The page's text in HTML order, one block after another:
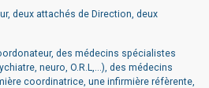
deux attachés de Direction, deux
des médecins spécialistes
neuro, O.R.L,...), des médecins
coordinatrice, une infirmière réfèrente,